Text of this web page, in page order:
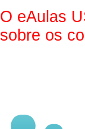
O eAulas
sobre os